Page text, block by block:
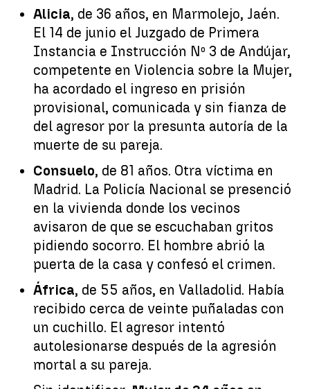
Alicia, de 36 años, en Marmolejo, Jaén.
El 14 de junio el Juzgado de Primera
Instancia e Instrucción Nº 3 de Andújar,
competente en Violencia sobre la Mujer,
ha acordado el ingreso en prisión
provisional, comunicada y sin fianza de
del agresor por la presunta autoría de la
muerte de su pareja.
Consuelo, de 81 años. Otra víctima en
Madrid. La Policía Nacional se presenció
en la vivienda donde los vecinos
avisaron de que se escuchaban gritos
pidiendo socorro. El hombre abrió la
puerta de la casa y confesó el crimen.
África, de 55 años, en Valladolid. Había
recibido cerca de veinte puñaladas con
un cuchillo. El agresor intentó
autolesionarse después de la agresión
mortal a su pareja.